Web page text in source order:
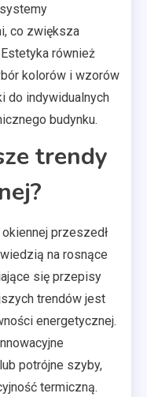
co zwiększa
również
kolorów i wzorów
do indywidualnych
budynku.
trendy
przeszedł
na rosnące
się przepisy
trendów jest
energetycznej.
potrójne szyby,
termiczną.